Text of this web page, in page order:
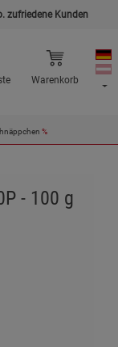
zufriedene Kunden
Warenkorb
%
- 100 g